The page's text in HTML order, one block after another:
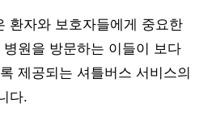
환자와 보호자들에게 중요한
원을 방문하는 이들이 보다
제공되는 셔틀버스 서비스의
다.